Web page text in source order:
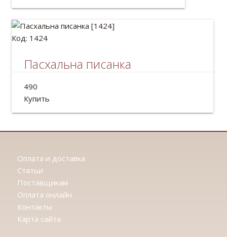
Код: 1424
Пасхальна писанка
Расписное яйцо на дереве - славянская писанка.
Размер: 13*7см
490
Купить
Оплата и доставка
Статьи
Поставщикам
Оплата онлайн
Контакты
Карта сайта